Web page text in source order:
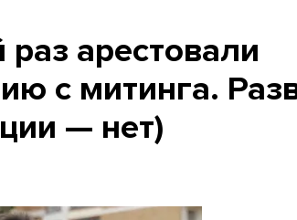
арестовали
с митинга.
— нет)